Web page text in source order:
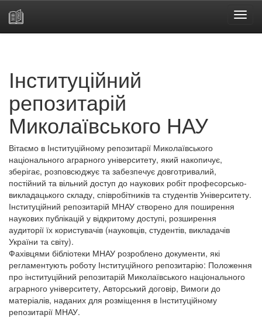
Інституційний
репозитарій
Миколаївського НАУ
Вітаємо в Інституційному репозитарії Миколаївського
національного аграрного університету, який накопичує,
зберігає, розповсюджує та забезпечує довготривалий,
постійний та вільний доступ до наукових робіт професорсько-
викладацького складу, співробітників та студентів Університету.
Інституційний репозитарій МНАУ створено для поширення
наукових публікацій у відкритому доступі, розширення
аудиторії їх користувачів (науковців, студентів, викладачів
України та світу).
Фахівцями бібліотеки МНАУ розроблено документи, які
регламентують роботу Інституційного репозитарію: Положення
про інституційний репозитарій Миколаївського національного
аграрного університету, Авторський договір, Вимоги до
матеріалів, наданих для розміщення в Інституційному
репозитарії МНАУ.